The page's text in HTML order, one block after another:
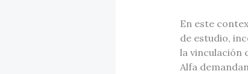
En este
de estudio,
la vinculación
Alfa demandan